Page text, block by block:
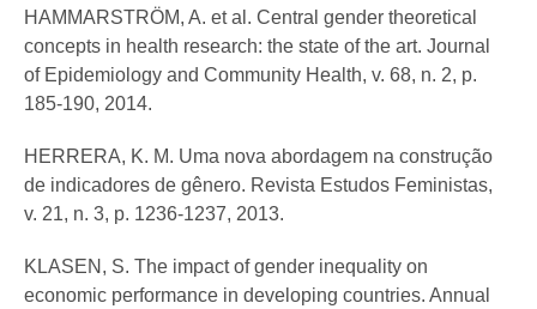
HAMMARSTRÖM, A. et al. Central gender theoretical
concepts in health research: the state of the art. Journal
of Epidemiology and Community Health, v. 68, n. 2, p.
185-190, 2014.
HERRERA, K. M. Uma nova abordagem na construção
de indicadores de gênero. Revista Estudos Feministas,
v. 21, n. 3, p. 1236-1237, 2013.
KLASEN, S. The impact of gender inequality on
economic performance in developing countries. Annual